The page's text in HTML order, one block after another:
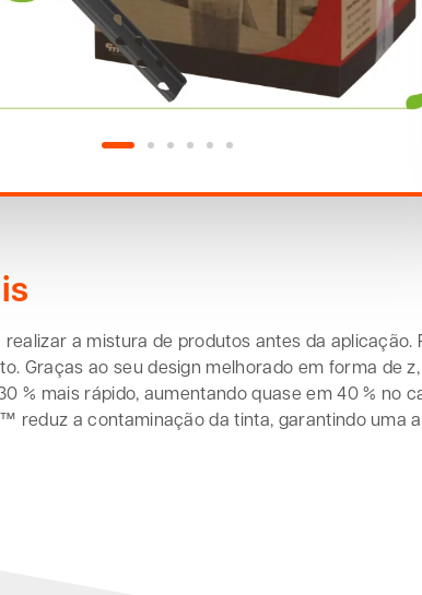
realizar a mistura de produtos antes da
Graças ao seu design melhorado em forma
% mais rápido, aumentando quase em 40 % no
reduz a contaminação da tinta, garantindo uma